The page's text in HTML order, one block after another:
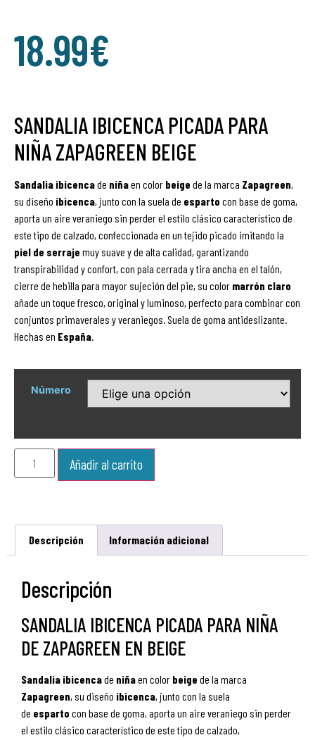
18.99€
SANDALIA IBICENCA PICADA PARA
NIÑA ZAPAGREEN BEIGE
Sandalia ibicencade niñaen color beige de la marca Zapagreen,
su diseño ibicenca, junto con la suela de esparto con base de goma,
aporta un aire veraniego sin perder el estilo clásico característico de
este tipo de calzado, confeccionada en un tejido picado imitando la
piel de serraje muy suave y de alta calidad, garantizando
transpirabilidad y confort, con pala cerrada y tira ancha en el talón,
cierre de hebilla para mayor sujeción del pie, su color marrón claro
añade un toque fresco, original y luminoso, perfecto para combinar con
conjuntos primaverales y veraniegos. Suela de goma antideslizante.
Hechas en España
Número
Añadir al carrito
Descripción Información adicional
Descripción
SANDALIA IBICENCA PICADA PARA NIÑA
DE ZAPAGREEN EN BEIGE
Sandalia ibicencade niñaen color beige de la marca
Zapagreen, su diseño ibicenca, junto con la suela
de esparto con base de goma, aporta un aire veraniego sin perder
el estilo clásico característico de este tipo de calzado,